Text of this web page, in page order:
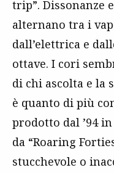
trip”. Dissonanze
alternano tra i
dall’elettrica e
ottave. I cori
di chi ascolta e la
è quanto di più
prodotto dal ’94
da “Roaring
stucchevole o